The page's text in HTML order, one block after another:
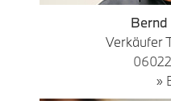
Bernd
Verkäufer
»